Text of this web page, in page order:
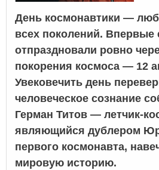
День космонавтики —
всех поколений. Впервые
отпраздновали ровно
покорения космоса — 12
Увековечить день
человеческое сознание
Герман Титов — летчик-
являющийся дублером
первого космонавта,
мировую историю.